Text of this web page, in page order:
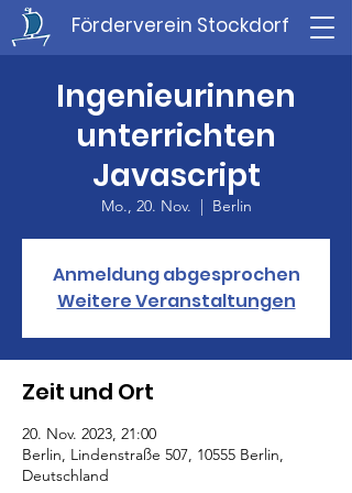
Förderverein Stockdorf
Ingenieurinnen
unterrichten
Javascript
Mo., 20. Nov.
  |
Berlin
Anmeldung abgesprochen
Weitere Veranstaltungen
Zeit und Ort
20. Nov. 2023, 21:00
Berlin, Lindenstraße 507, 10555 Berlin,
Deutschland